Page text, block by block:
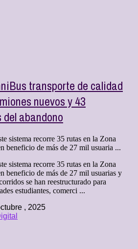
transporte de calidad
nuevos y 43
abandono
sistema recorre 35 rutas en la Zona
beneficio de más de 27 mil usuaria ...
sistema recorre 35 rutas en la Zona
beneficio de más de 27 mil usuarias y
se han reestructurado para
estudiantes, comerci ...
, 2025